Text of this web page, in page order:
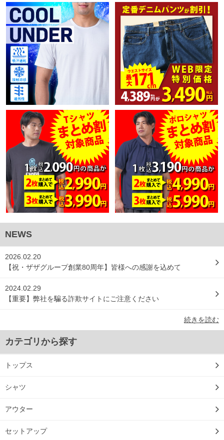
NEWS
2026.02.20
【祝・ザザグループ創業80周年】皆様への感謝を込めて
2024.02.29
【重要】弊社を騙る詐欺サイトにご注意ください
続きを読む
カテゴリから探す
トップス
シャツ
アウター
セットアップ